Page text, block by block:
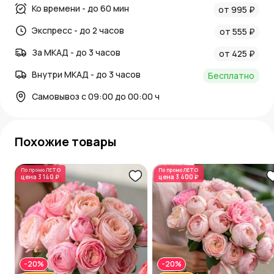
Ко времени - до 60 мин
от 995 ₽
Экспресс - до 2 часов
от 555 ₽
За МКАД - до 3 часов
от 425 ₽
Внутри МКАД - до 3 часов
Бесплатно
Самовывоз с 09:00 до 00:00 ч
Похожие товары
По промоЛЕТО
цена 3 140 ₽
-20%
По промоЛЕТО
цена 3 400 ₽
-20%